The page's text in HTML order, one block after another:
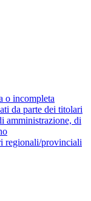
o incompleta
da parte dei titolari
amministrazione, di
regionali/provinciali